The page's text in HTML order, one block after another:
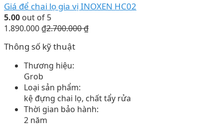
Giá để chai lọ gia vị INOXEN HC02
5.00 out of 5
1.890.000 ₫2.700.000₫
Thông số kỹ thuật
Thương hiệu:
Grob
Loại sản phẩm:
kệ đựng chai lọ, chất tẩy rửa
Thời gian bảo hành:
2 năm